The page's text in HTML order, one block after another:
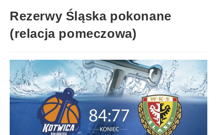
Rezerwy Śląska pokonane
(relacja pomeczowa)